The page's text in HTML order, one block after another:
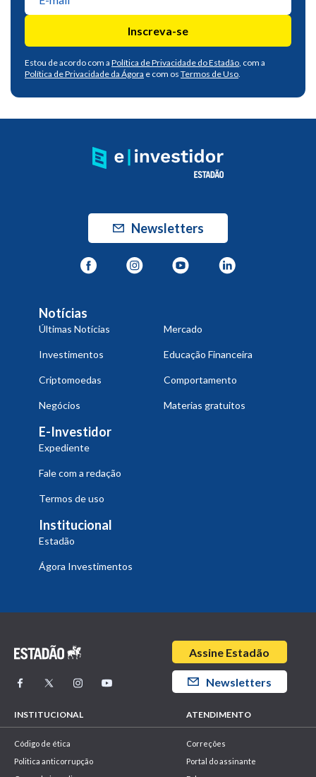
Inscreva-se
Estou de acordo com a Política de Privacidade do Estadão, com a
Política de Privacidade da Ágora e com os Termos de Uso.
Newsletters
Notícias
Últimas Notícias Mercado
Investimentos Educação Financeira
Criptomoedas Comportamento
Negócios Materias gratuitos
E-Investidor
Expediente
Fale com a redação
Termos de uso
Institucional
Estadão
Ágora Investimentos
INSTITUCIONAL
Código de ética
Politica anticorrupção
ATENDIMENTO
Correções
Portal do assinante
Assine Estadão
Newsletters